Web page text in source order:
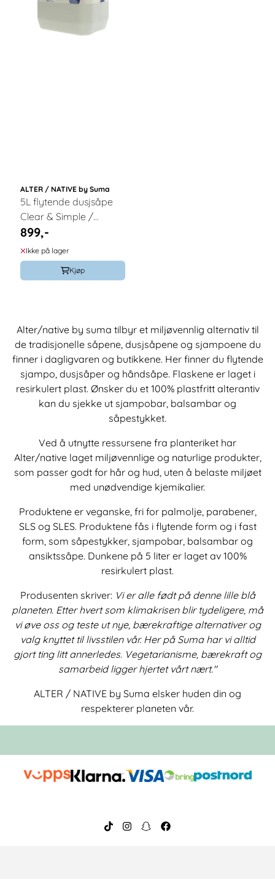
ALTER / NATIVE by Suma
5L flytende dusjsåpe
Clear & Simple /
Alter/native
899,-
Ikke på lager
Kjøp
Alter/native by suma tilbyr et miljøvennlig alternativ til
de tradisjonelle såpene, dusjsåpene og sjampoene du
finner i dagligvaren og butikkene. Her finner du flytende
sjampo, dusjsåper og håndsåpe. Flaskene er laget i
resirkulert plast. Ønsker du et 100% plastfritt alterantiv
kan du sjekke ut sjampobar, balsambar og
såpestykket.
Ved å utnytte ressursene fra planteriket har
Alter/native laget miljøvennlige og naturlige produkter,
som passer godt for hår og hud, uten å belaste miljøet
med unødvendige kjemikalier.
Produktene er veganske, fri for palmolje, parabener,
SLS og SLES. Produktene fås i flytende form og i fast
form, som såpestykker, sjampobar, balsambar og
ansiktssåpe. Dunkene på 5 liter er laget av 100%
resirkulert plast.
Produsenten skriver: Vi er alle født på denne lille blå
planeten. Etter hvert som klimakrisen blir tydeligere, må
vi øve oss og teste ut nye, bærekraftige alternativer og
valg knyttet til livsstilen vår. Her på Suma har vi alltid
gjort ting litt annerledes. Vegetarianisme, bærekraft og
samarbeid ligger hjertet vårt nært."
ALTER / NATIVE by Suma elsker huden din og
respekterer planeten vår.